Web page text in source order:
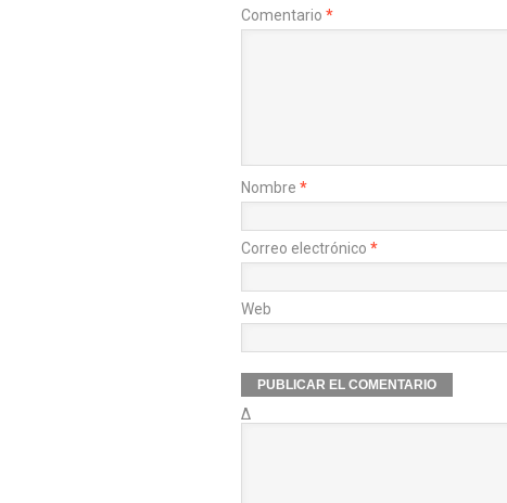
Comentario *
Nombre *
Correo electrónico *
Web
Δ